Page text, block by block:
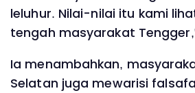
leluhur. Nilai-nilai itu kami
tengah masyarakat
Ia menambahkan,
Selatan juga mewarisi